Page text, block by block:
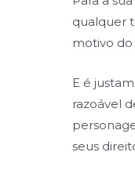
qualquer
motivo
E é
razoável
seus